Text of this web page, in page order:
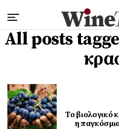
All posts
Το βιολογικό
η